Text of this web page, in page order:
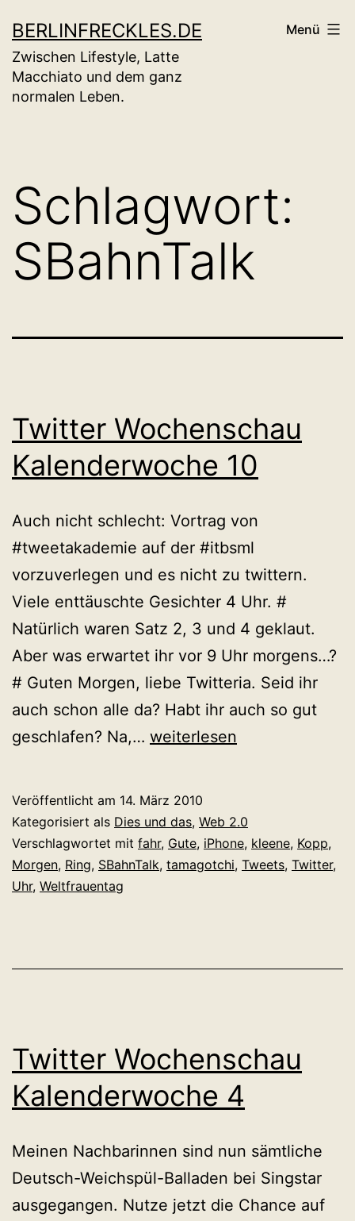
Inhalt
springen
BERLINFRECKLES.DE
Zwischen Lifestyle, Latte
Macchiato und dem ganz
normalen Leben.
Menü
Schlagwort:
SBahnTalk
Twitter Wochenschau
Kalenderwoche 10
Auch nicht schlecht: Vortrag von
#tweetakademie auf der #itbsml
vorzuverlegen und es nicht zu twittern.
Viele enttäuschte Gesichter 4 Uhr. #
Natürlich waren Satz 2, 3 und 4 geklaut.
Aber was erwartet ihr vor 9 Uhr morgens…?
# Guten Morgen, liebe Twitteria. Seid ihr
auch schon alle da? Habt ihr auch so gut
geschlafen? Na,… Twitter
10
weiterlesen
Veröffentlicht am 14. März 2010
Kategorisiert als Dies und das, Web 2.0
Verschlagwortet mit fahr, Gute, iPhone, kleene, Kopp,
Morgen, Ring, SBahnTalk, tamagotchi, Tweets, Twitter,
Uhr, Weltfrauentag
Twitter Wochenschau
Kalenderwoche 4
Meinen Nachbarinnen sind nun sämtliche
Deutsch-Weichspül-Balladen bei Singstar
ausgegangen. Nutze jetzt die Chance auf